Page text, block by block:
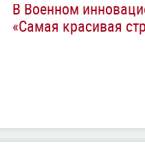
В Военном
«Самая красивая